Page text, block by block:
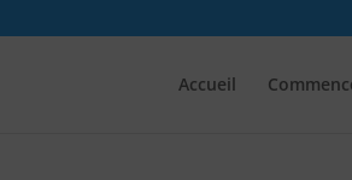
Accueil